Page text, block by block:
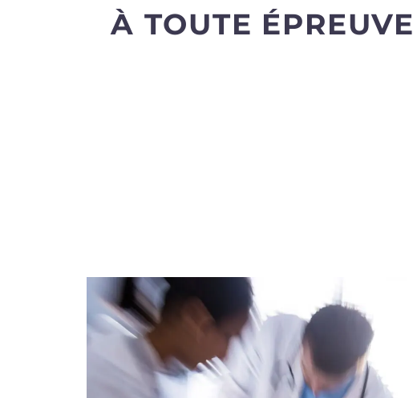
À TOUTE ÉPREUVE